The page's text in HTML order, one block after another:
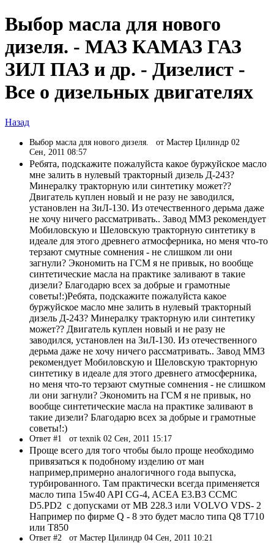
Выбор масла для нового
дизеля. - МАЗ КАМАЗ ГАЗ
ЗИЛ ПАЗ и др. - Дизелист -
Все о дизельных двигателях
Назад
Выбор масла для нового дизеля. от Мастер Цилиндр 02
Сен, 2011 08:57
Ребята, подскажите пожалуйста какое буржуйское масло
мне залить в нулевый тракторный дизель Д-243?
Минералку тракторную или синтетику может??
Двигатель куплен новый и не разу не заводился,
установлен на ЗиЛ-130. Из отечественного дерьма даже
не хочу ничего рассматривать.. Завод ММЗ рекомендует
Мобиловскую и Шеловскую тракторную синтетику в
идеале для этого древнего атмосферника, но меня что-то
терзают смутные сомнения - не слишком ли они
загнули? Экономить на ГСМ я не привык, но вообще
синтетические масла на практике заливают в такие
дизели? Благодарю всех за добрые и грамотные
советы!:)Ребята, подскажите пожалуйста какое
буржуйское масло мне залить в нулевый тракторный
дизель Д-243? Минералку тракторную или синтетику
может?? Двигатель куплен новый и не разу не
заводился, установлен на ЗиЛ-130. Из отечественного
дерьма даже не хочу ничего рассматривать.. Завод ММЗ
рекомендует Мобиловскую и Шеловскую тракторную
синтетику в идеале для этого древнего атмосферника,
но меня что-то терзают смутные сомнения - не слишком
ли они загнули? Экономить на ГСМ я не привык, но
вообще синтетические масла на практике заливают в
такие дизели? Благодарю всех за добрые и грамотные
советы!:)
Ответ #1 от texnik 02 Сен, 2011 15:17
Проще всего для того чтобы было проще необходимо
привязаться к подобному изделию от ман
например,примерно аналогичного года выпуска,
турбированного. Там практически всегда применяется
масло типа 15w40 API CG-4, ACEA E3.B3 CCMC
D5.PD2 с допусками от MB 228.3 или VOLVO VDS- 2
Например по фирме Q - 8 это будет масло типа Q8 T710
или T850
Ответ #2 от Мастер Цилиндр 04 Сен, 2011 10:21